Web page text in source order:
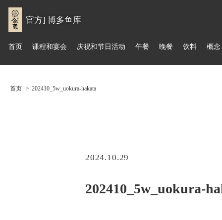
官方] 博多鱼库
首页 课程和宴会 庆祝和节日活动 午餐 晚餐 饮料 概念
首页 202410_5w_uokura-hakata
2024.10.29
202410_5w_uokura-